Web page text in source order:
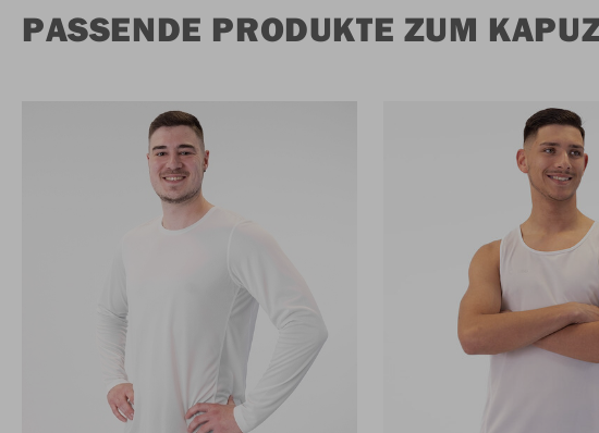
PASSENDE PRODUKTE ZUM